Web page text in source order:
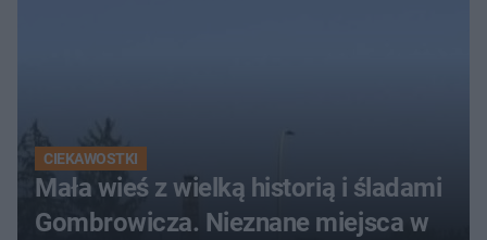
CIEKAWOSTKI
Mała wieś z wielką historią i śladami
Gombrowicza. Nieznane miejsca w